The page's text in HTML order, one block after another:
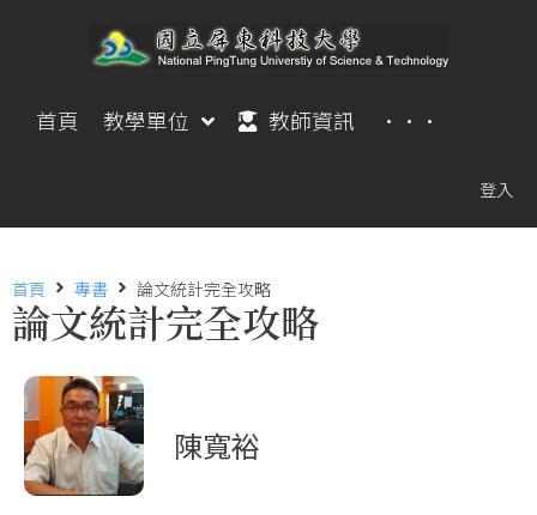
首頁 教學單位 教師資訊 ···
登入
首頁 專書 論文統計完全攻略
論文統計完全攻略
陳寬裕